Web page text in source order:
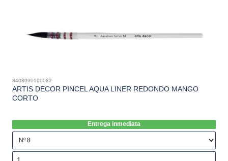
8408090100082
ARTIS DECOR PINCEL AQUA LINER REDONDO MANGO
CORTO
Entrega inmediata